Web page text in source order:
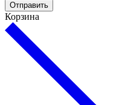
Отправить
Корзина